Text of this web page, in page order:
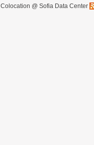
Colocation @ Sofia Data Center